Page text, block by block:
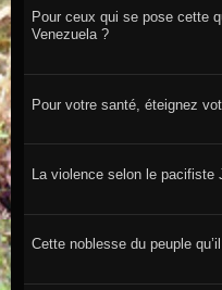
Pour ceux qui se pose cette
Venezuela ?
Pour votre santé, éteignez
La violence selon le pacifiste
Cette noblesse du peuple